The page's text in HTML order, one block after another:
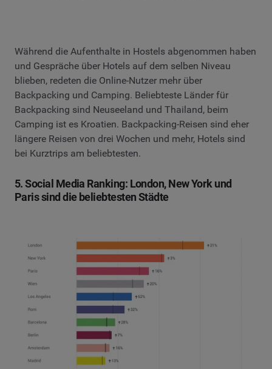
Während die Aufenthalte in Hostels abgenommen haben
und Gespräche über Hotels auf dem selben Niveau
blieben, redeten die Online-Nutzer mehr über
Backpacking und Camping. Beliebteste Länder für
Backpacking sind Neuseeland und Thailand, beim
Camping ist es Kroatien. Backpacking-Reisen sind eher
längere Reisen von drei Wochen und mehr, Hotels sind
bei Kurztrips am beliebtesten.
5. Social Media Ranking: London, New York und
Paris sind die beliebtesten Städte